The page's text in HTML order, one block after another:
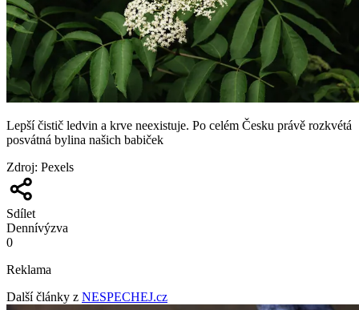
Lepší čistič ledvin a krve neexistuje. Po celém Česku právě rozkvétá
posvátná bylina našich babiček
Zdroj: Pexels
Sdílet
Dennívýzva
0
Reklama
Další články z NESPECHEJ.cz